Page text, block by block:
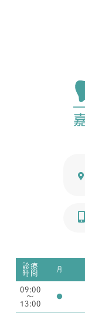
診療
時間 月
09:00
～
13:00
●